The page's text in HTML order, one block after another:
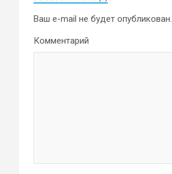
Ваш e-mail не будет опубликован.
Комментарий